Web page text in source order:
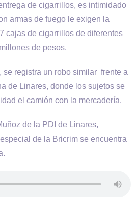
de cigarrillos, es intimidado
armas de fuego le exigen la
cajas de cigarrillos de diferentes
de pesos.
se registra un robo similar frente a
de Linares, donde los sujetos se
el camión con la mercadería.
de la PDI de Linares,
de la Bricrim se encuentra